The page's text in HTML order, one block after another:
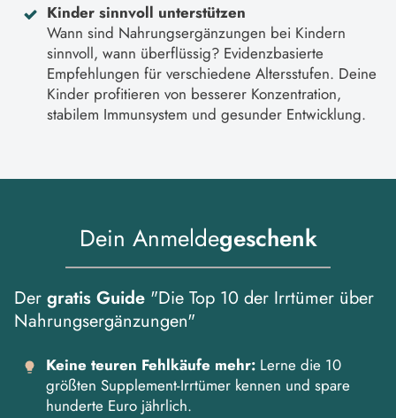
Kinder sinnvoll unterstützen
Wann sind Nahrungsergänzungen bei Kindern
sinnvoll, wann überflüssig? Evidenzbasierte
Empfehlungen für verschiedene Altersstufen. Deine
Kinder profitieren von besserer Konzentration,
stabilem Immunsystem und gesunder Entwicklung.
Dein Anmeldegeschenk
Der gratis Guide "Die Top 10 der Irrtümer über
Nahrungsergänzungen"
Keine teuren Fehlkäufe mehr: Lerne die 10
größten Supplement-Irrtümer kennen und spare
hunderte Euro jährlich.